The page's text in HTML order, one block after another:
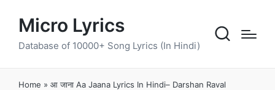
Micro Lyrics
Database of 10000+ Song Lyrics (In Hindi)
Home » आ जाना Aa Jaana Lyrics In Hindi– Darshan Raval